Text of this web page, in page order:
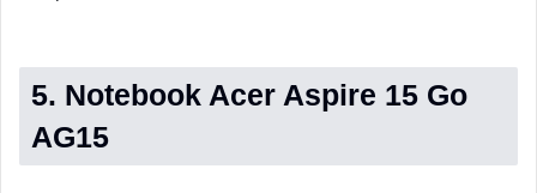
5. Notebook Acer Aspire 15 Go
AG15